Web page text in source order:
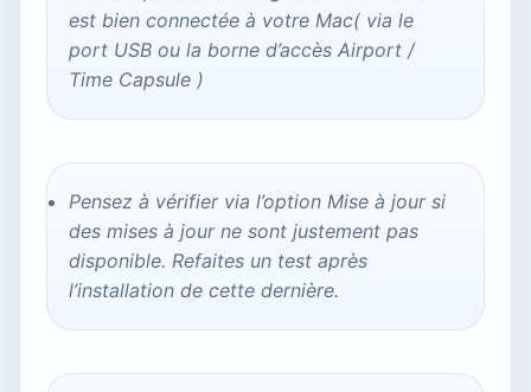
est bien connectée à votre Mac( via le
port USB ou la borne d’accès Airport /
Time Capsule )
Pensez à vérifier via l’option Mise à jour si
des mises à jour ne sont justement pas
disponible. Refaites un test après
l’installation de cette dernière.